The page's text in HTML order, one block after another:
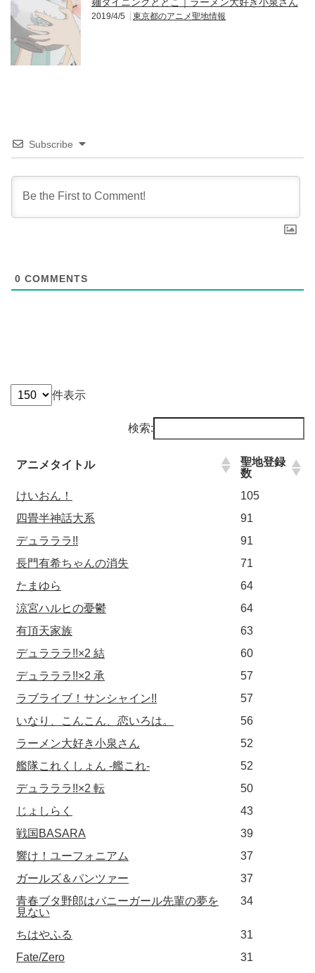
麺ダイニングととこ｜ラーメン大好き小泉さん
2019/4/5 東京都のアニメ聖地情報
Subscribe
0 COMMENTS
件表示
検索:
アニメタイトル
聖地登録
数
けいおん！
105
四畳半神話大系
91
デュラララ!!
91
長門有希ちゃんの消失
71
たまゆら
64
涼宮ハルヒの憂鬱
64
有頂天家族
63
デュラララ!!×2 結
60
デュラララ!!×2 承
57
ラブライブ！サンシャイン!!
57
いなり、こんこん、恋いろは。
56
ラーメン大好き小泉さん
52
艦隊これくしょん -艦これ-
52
デュラララ!!×2 転
50
じょしらく
43
戦国BASARA
39
響け！ユーフォニアム
37
ガールズ＆パンツァー
37
青春ブタ野郎はバニーガール先輩の夢を
見ない
34
ちはやふる
31
Fate/Zero
31